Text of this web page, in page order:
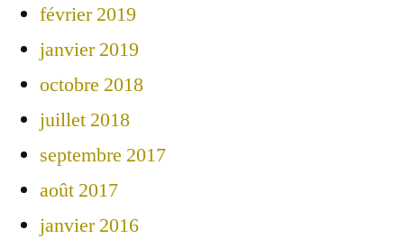
février 2019
janvier 2019
octobre 2018
juillet 2018
septembre 2017
août 2017
janvier 2016